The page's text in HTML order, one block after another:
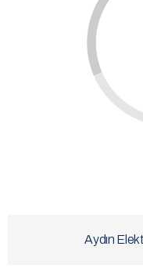
Aydın